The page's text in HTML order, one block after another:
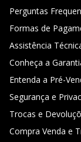
Perguntas
Formas de
Assistência
Conheça a
Entenda a Pré-
Segurança e
Trocas e
Compra Venda e